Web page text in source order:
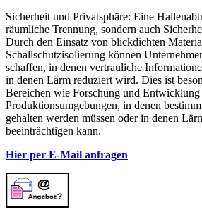
Sicherheit und Privatsphäre: Eine
räumliche Trennung, sondern auch
Durch den Einsatz von blickdichten
Schallschutzisolierung können
schaffen, in denen vertrauliche
in denen Lärm reduziert wird. Dies ist
Bereichen wie Forschung und Entwicklung
Produktionsumgebungen, in denen
gehalten werden müssen oder in denen
beeinträchtigen kann.
Hier per E-Mail anfragen